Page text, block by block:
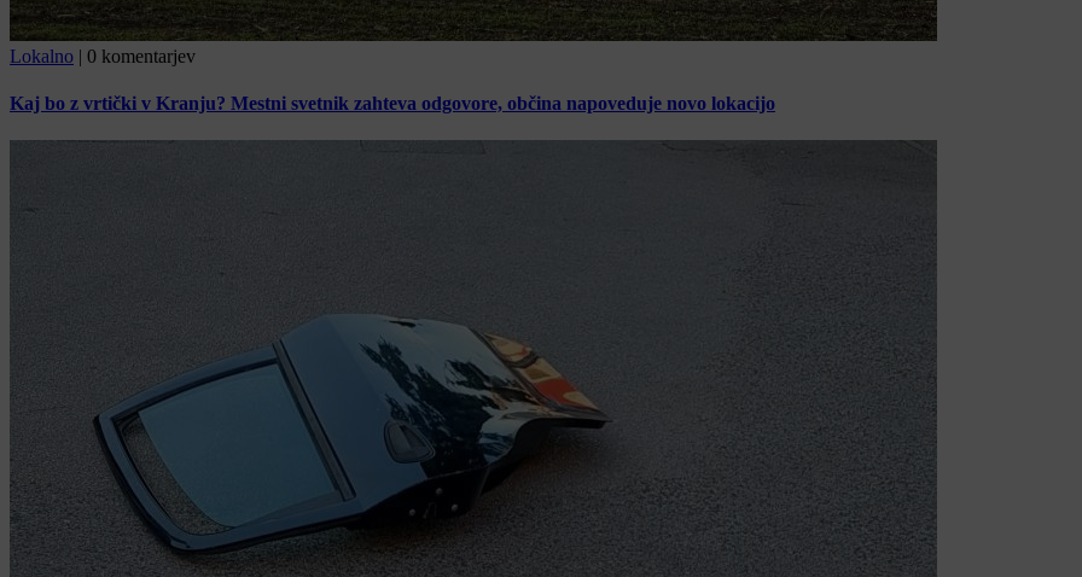
Lokalno | 0 komentarjev
Kaj bo z vrtički v Kranju? Mestni svetnik zahteva odgovore, občina napoveduje novo lokacijo